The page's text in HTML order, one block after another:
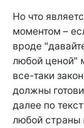
Но что
моментом –
вроде
любой ценой"
все-таки
должны
далее по
любой страны